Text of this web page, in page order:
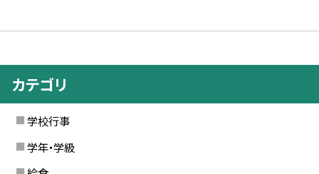
カテゴリ
学校行事
学年・学級